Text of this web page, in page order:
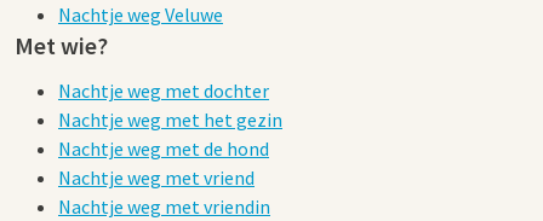
Nachtje weg Veluwe
Met wie?
Nachtje weg met dochter
Nachtje weg met het gezin
Nachtje weg met de hond
Nachtje weg met vriend
Nachtje weg met vriendin